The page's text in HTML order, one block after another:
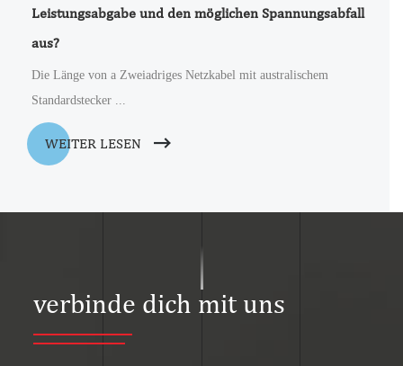
Leistungsabgabe und den möglichen Spannungsabfall
aus?
Die Länge von a Zweiadriges Netzkabel mit australischem
Standardstecker ...
WEITER LESEN
verbinde dich mit uns